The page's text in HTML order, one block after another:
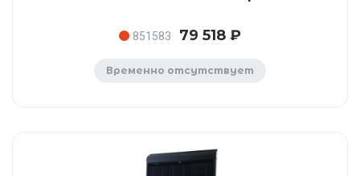
851583 79 518 ₽
Временно отсутствует